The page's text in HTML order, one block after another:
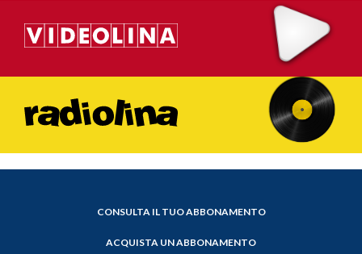
CONSULTA IL TUO ABBONAMENTO
ACQUISTA UN ABBONAMENTO